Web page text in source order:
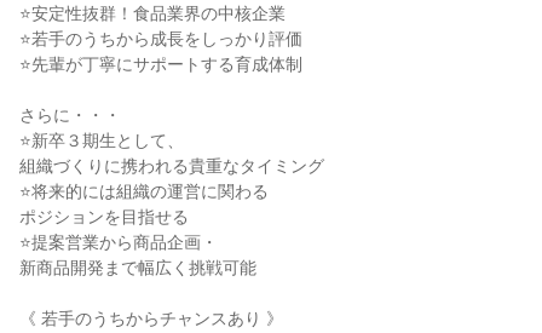
⭐安定性抜群！食品業界の中核企業
⭐若手のうちから成長をしっかり評価
⭐先輩が丁寧にサポートする育成体制
さらに・・・
⭐新卒３期生として、
組織づくりに携われる貴重なタイミング
⭐将来的には組織の運営に関わる
ポジションを目指せる
⭐提案営業から商品企画・
新商品開発まで幅広く挑戦可能
《 若手のうちからチャンスあり 》